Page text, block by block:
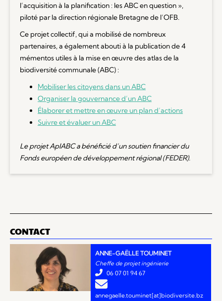
l’acquisition à la planification : les ABC en question »,
piloté par la direction régionale Bretagne de l’OFB.
Ce projet collectif, qui a mobilisé de nombreux
partenaires, a également abouti à la publication de 4
mémentos utiles à la mise en œuvre des atlas de la
biodiversité communale (ABC) :
Mobiliser les citoyens dans un ABC
Organiser la gouvernance d’un ABC
Élaborer et mettre en œuvre un plan d’actions
Suivre et évaluer un ABC
Le projet AplABC a bénéficié d’un soutien financier du
Fonds européen de développement régional (FEDER).
CONTACT
ANNE-GAËLLE TOUMINET
Cheffe de projet ingénierie
07 01 94 67
annegaelle.touminet[at]biodiversite.bz